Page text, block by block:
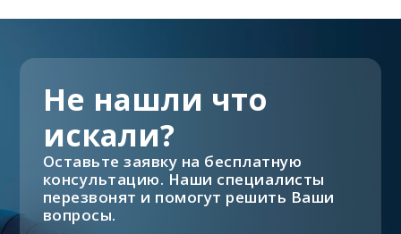
Не нашли что
искали?
Оставьте заявку на бесплатную
консультацию. Наши специалисты
перезвонят и помогут решить Ваши
вопросы.